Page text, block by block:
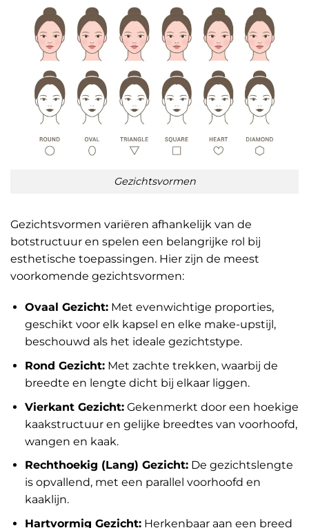
Gezichtsvormen
Gezichtsvormen variëren afhankelijk van de
botstructuur en spelen een belangrijke rol bij
esthetische toepassingen. Hier zijn de meest
voorkomende gezichtsvormen:
Ovaal Gezicht:Met evenwichtige proporties,
geschikt voor elk kapsel en elke make-upstijl,
beschouwd als het ideale gezichtstype.
Rond Gezicht:Met zachte trekken, waarbij de
breedte en lengte dicht bij elkaar liggen.
Vierkant Gezicht:Gekenmerkt door een hoekige
kaakstructuur en gelijke breedtes van voorhoofd,
wangen en kaak.
Rechthoekig (Lang) Gezicht:De gezichtslengte
is opvallend, met een parallel voorhoofd en
kaaklijn.
Hartvormig Gezicht:Herkenbaar aan een breed